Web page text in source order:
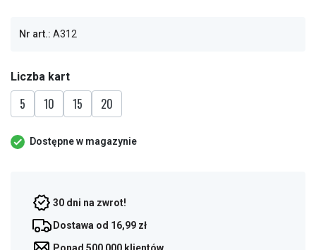
Nr art.: A312
Liczba kart
5 10 15 20
Dostępne w magazynie
30 dni na zwrot!
Dostawa od 16,99 zł